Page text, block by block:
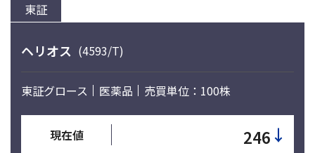
東証
ヘリオス (4593/T)
東証グロース 医薬品 売買単位：100株
現在値 246 ↓